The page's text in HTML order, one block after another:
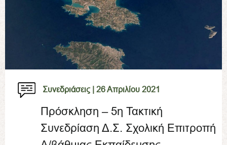
Συνεδριάσεις | 26 Απριλίου 2021
Πρόσκληση – 5η Τακτική
Συνεδρίαση Δ.Σ. Σχολική Επιτροπή